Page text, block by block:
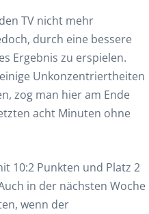
TV nicht mehr
durch eine bessere
Ergebnis zu erspielen.
Unkonzentriertheiten
zog man hier am Ende
acht Minuten ohne
10:2 Punkten und Platz 2
in der nächsten Woche
wenn der